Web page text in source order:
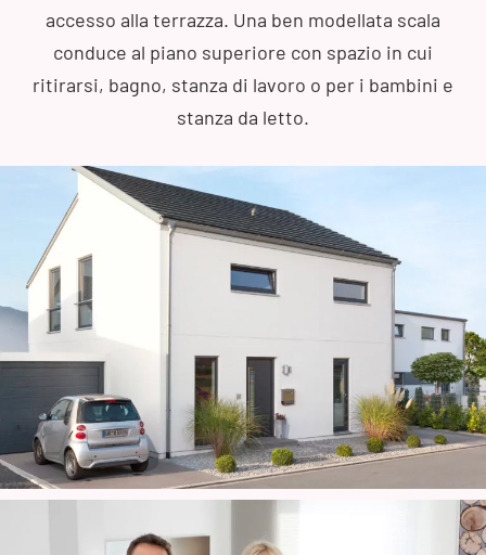
accesso alla terrazza. Una ben modellata scala
conduce al piano superiore con spazio in cui
ritirarsi, bagno, stanza di lavoro o per i bambini e
stanza da letto.